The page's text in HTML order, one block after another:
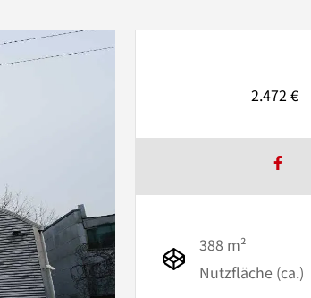
2.472 €
388 m²
Nutzfläche (ca.)